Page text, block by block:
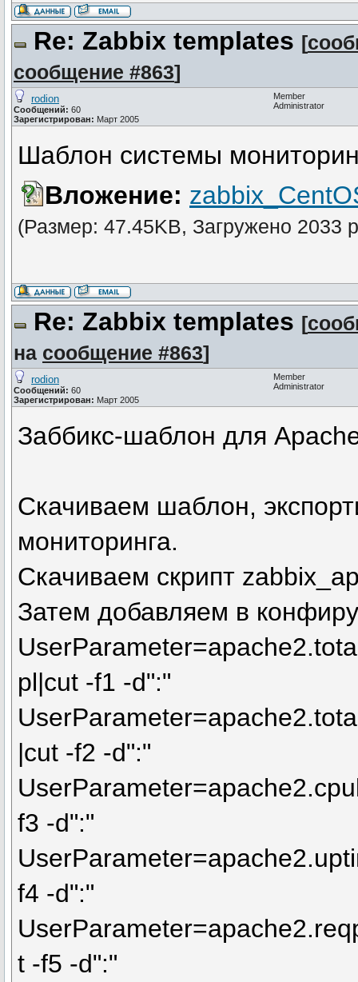
Re: Zabbix templates [
сообщение #863]
rodion
Сообщений: 60
Зарегистрирован: Март 2005
Member
Administrator
Шаблон системы
Вложение:
(Размер: 47.45KB, Загружено 2033
Re: Zabbix templates [
на сообщение #863]
rodion
Сообщений: 60
Зарегистрирован: Март 2005
Member
Administrator
Заббикс-шаблон для
Скачиваем шаблон,
мониторинга.
Скачиваем скрипт
Затем добавляем в
pl|cut -f1 -d":"
|cut -f2 -d":"
f3 -d":"
f4 -d":"
t -f5 -d":"